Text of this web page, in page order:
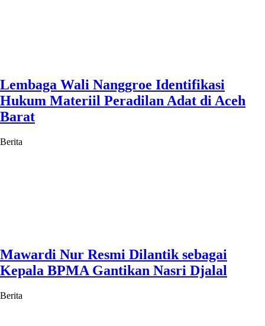
Lembaga Wali Nanggroe Identifikasi
Hukum Materiil Peradilan Adat di Aceh
Barat
Berita
Mawardi Nur Resmi Dilantik sebagai
Kepala BPMA Gantikan Nasri Djalal
Berita